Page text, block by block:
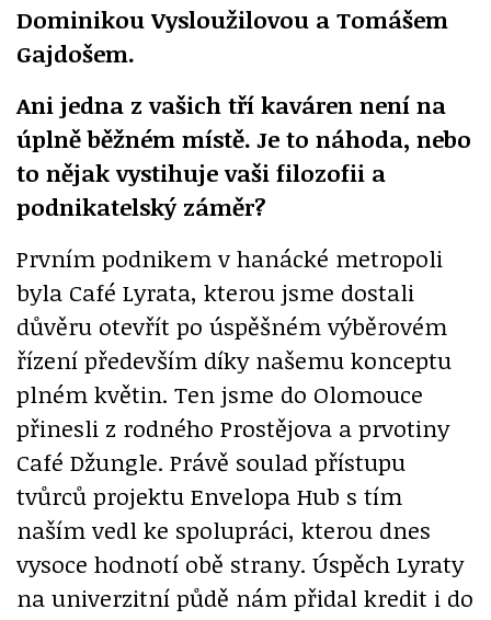
Dominikou Vysloužilovou a Tomášem
Gajdošem.
Ani jedna z vašich tří kaváren není na
úplně běžném místě. Je to náhoda, nebo
to nějak vystihuje vaši filozofii a
podnikatelský záměr?
Prvním podnikem v hanácké metropoli
byla Café Lyrata, kterou jsme dostali
důvěru otevřít po úspěšném výběrovém
řízení především díky našemu konceptu
plném květin. Ten jsme do Olomouce
přinesli z rodného Prostějova a prvotiny
Café Džungle. Právě soulad přístupu
tvůrců projektu Envelopa Hub s tím
naším vedl ke spolupráci, kterou dnes
vysoce hodnotí obě strany. Úspěch Lyraty
na univerzitní půdě nám přidal kredit i do